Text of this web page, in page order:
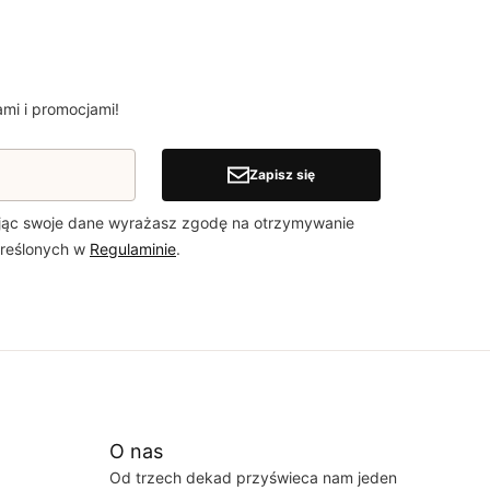
i promocjami!
Zapisz się
swoje dane wyrażasz zgodę na otrzymywanie
w Regulaminie.
O nas
Od trzech dekad przyświeca nam jeden